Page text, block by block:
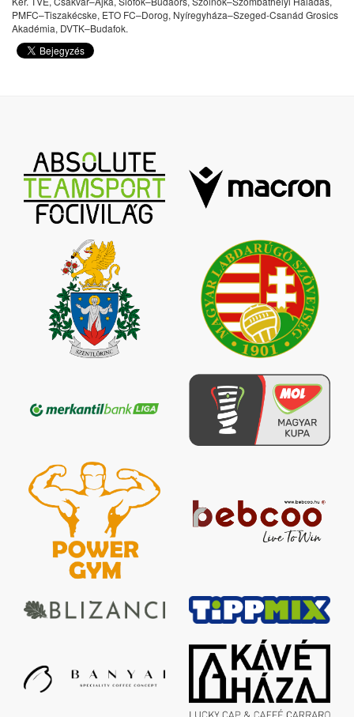
PMFC–Tiszakécske, ETO FC–Dorog, Nyíregyháza–Szeged-Csanád Grosics
Akadémia, DVTK–Budafok.